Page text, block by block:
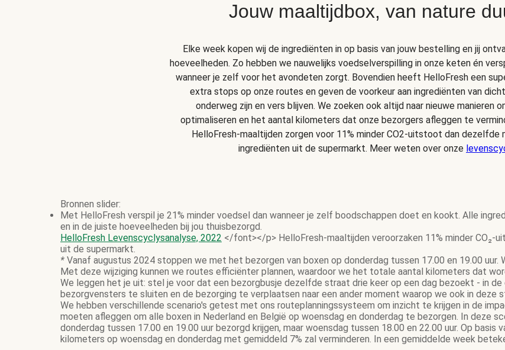
Jouw maaltijdbox, van nature
Elke week kopen wij de ingrediënten in op basis van jouw bestelling en jij
hoeveelheden. Zo hebben we nauwelijks voedselverspilling in onze keten én
wanneer je zelf voor het avondeten zorgt. Bovendien heeft HelloFresh een
extra stops op onze routes en geven de voorkeur aan ingrediënten van
onderweg zijn en vers blijven. We zoeken ook altijd naar nieuwe manieren
optimaliseren en het aantal kilometers dat onze bezorgers afleggen te
HelloFresh-maaltijden zorgen voor 11% minder CO2-uitstoot dan dezelfde
ingrediënten uit de supermarkt. Meer weten over onze
Bronnen slider:
Met HelloFresh verspil je 21% minder voedsel dan wanneer je zelf boodschappen doet en kookt. Alle
en in de juiste hoeveelheden bij jou thuisbezorgd.
HelloFresh Levenscyclysanalyse, 2022 </font></p> HelloFresh-maaltijden veroorzaken 11% minder
uit de supermarkt.
* Vanaf augustus 2024 stoppen we met het bezorgen van boxen op donderdag tussen 17.00 en 19.00 uur.
Met deze wijziging kunnen we routes efficiënter plannen, waardoor we het totale aantal kilometers dat
We leggen het je uit: stel je voor dat een bezorgbusje dezelfde straat drie keer op een dag bezoekt - in de
bezorgvensters te sluiten en de bezorging te verplaatsen naar een ander moment waarop we ook in deze
We hebben verschillende scenario's getest met ons routeplanningssysteem om inzicht te krijgen in de
moeten afleggen om alle boxen in Nederland en België op woensdag en donderdag te bezorgen. In deze
donderdag tussen 17.00 en 19.00 uur bezorgd krijgen, maar woensdag tussen 18.00 en 22.00 uur. Op
kilometers op woensdag en donderdag met gemiddeld 7% zal verminderen. In een gemiddelde week